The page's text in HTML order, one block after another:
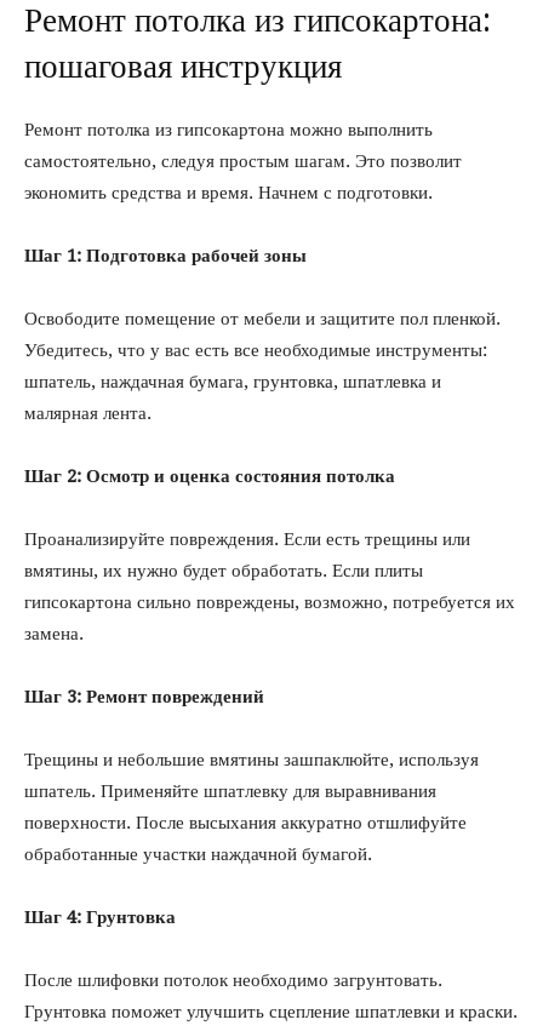
Ремонт потолка из гипсокартона:
пошаговая инструкция
Ремонт потолка из гипсокартона можно выполнить
самостоятельно, следуя простым шагам. Это позволит
экономить средства и время. Начнем с подготовки.
Шаг 1: Подготовка рабочей зоны
Освободите помещение от мебели и защитите пол пленкой.
Убедитесь, что у вас есть все необходимые инструменты:
шпатель, наждачная бумага, грунтовка, шпатлевка и
малярная лента.
Шаг 2: Осмотр и оценка состояния потолка
Проанализируйте повреждения. Если есть трещины или
вмятины, их нужно будет обработать. Если плиты
гипсокартона сильно повреждены, возможно, потребуется их
замена.
Шаг 3: Ремонт повреждений
Трещины и небольшие вмятины зашпаклюйте, используя
шпатель. Применяйте шпатлевку для выравнивания
поверхности. После высыхания аккуратно отшлифуйте
обработанные участки наждачной бумагой.
Шаг 4: Грунтовка
После шлифовки потолок необходимо загрунтовать.
Грунтовка поможет улучшить сцепление шпатлевки и краски.